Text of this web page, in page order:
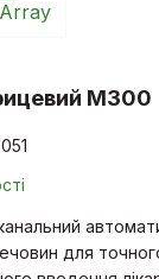
M300
для